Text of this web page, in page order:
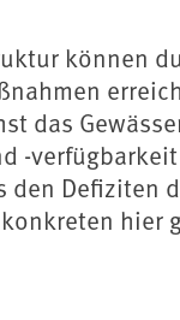
können
das
-
den Defiziten
hier